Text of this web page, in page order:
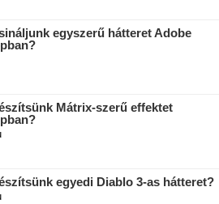
egyszerű hátteret Adobe
Mátrix-szerű effektet
egyedi Diablo 3-as hátteret?